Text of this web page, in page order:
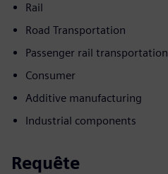
Rail
Road Transportation
Passenger rail transportation
Consumer
Additive manufacturing
Industrial components
Requête